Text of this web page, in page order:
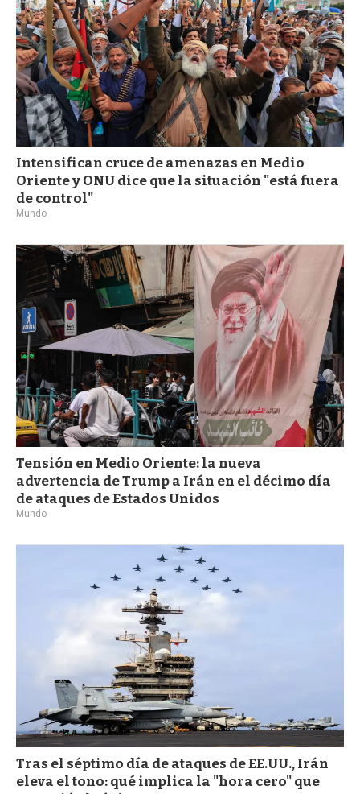
Intensifican cruce de amenazas en Medio
Oriente y ONU dice que la situación "está fuera
de control"
Mundo
Tensión en Medio Oriente: la nueva
advertencia de Trump a Irán en el décimo día
de ataques de Estados Unidos
Mundo
Tras el séptimo día de ataques de EE.UU., Irán
eleva el tono: qué implica la "hora cero" que